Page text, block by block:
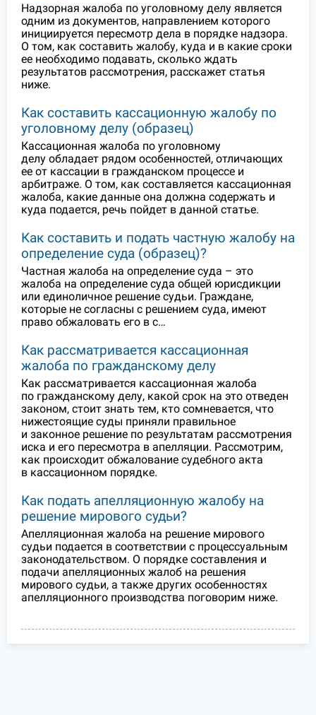
Надзорная жалоба по уголовному делу является
одним из документов, направлением которого
инициируется пересмотр дела в порядке надзора.
О том, как составить жалобу, куда и в какие сроки
ее необходимо подавать, сколько ждать
результатов рассмотрения, расскажет статья
ниже.
Как составить кассационную жалобу по
уголовному делу (образец)
Кассационная жалоба по уголовному
делу обладает рядом особенностей, отличающих
ее от кассации в гражданском процессе и
арбитраже. О том, как составляется кассационная
жалоба, какие данные она должна содержать и
куда подается, речь пойдет в данной статье.
Как составить и подать частную жалобу на
определение суда (образец)?
Частная жалоба на определение суда – это
жалоба на определение суда общей юрисдикции
или единоличное решение судьи. Граждане,
которые не согласны с решением суда, имеют
право обжаловать его в с…
Как рассматривается кассационная
жалоба по гражданскому делу
Как рассматривается кассационная жалоба
по гражданскому делу, какой срок на это отведен
законом, стоит знать тем, кто сомневается, что
нижестоящие суды приняли правильное
и законное решение по результатам рассмотрения
иска и его пересмотра в апелляции. Рассмотрим,
как происходит обжалование судебного акта
в кассационном порядке.
Как подать апелляционную жалобу на
решение мирового судьи?
Апелляционная жалоба на решение мирового
судьи подается в соответствии с процессуальным
законодательством. О порядке составления и
подачи апелляционных жалоб на решения
мирового судьи, а также других особенностях
апелляционного производства поговорим ниже.